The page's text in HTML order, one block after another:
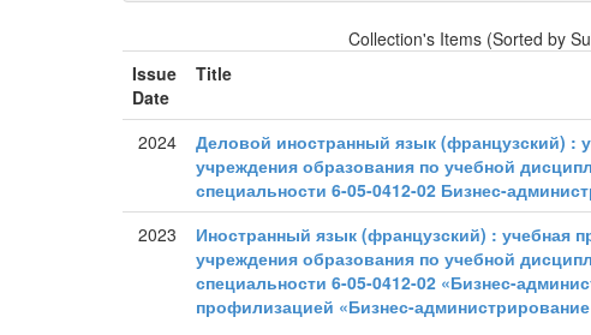
Collection's Items (Sorted by
Issue
Date
Title
2024
Деловой иностранный язык (французский) :
учреждения образования по учебной
специальности 6-05-0412-02 Бизнес-
2023
Иностранный язык (французский) : учебная
учреждения образования по учебной
специальности 6-05-0412-02 «Бизнес-
профилизацией «Бизнес-